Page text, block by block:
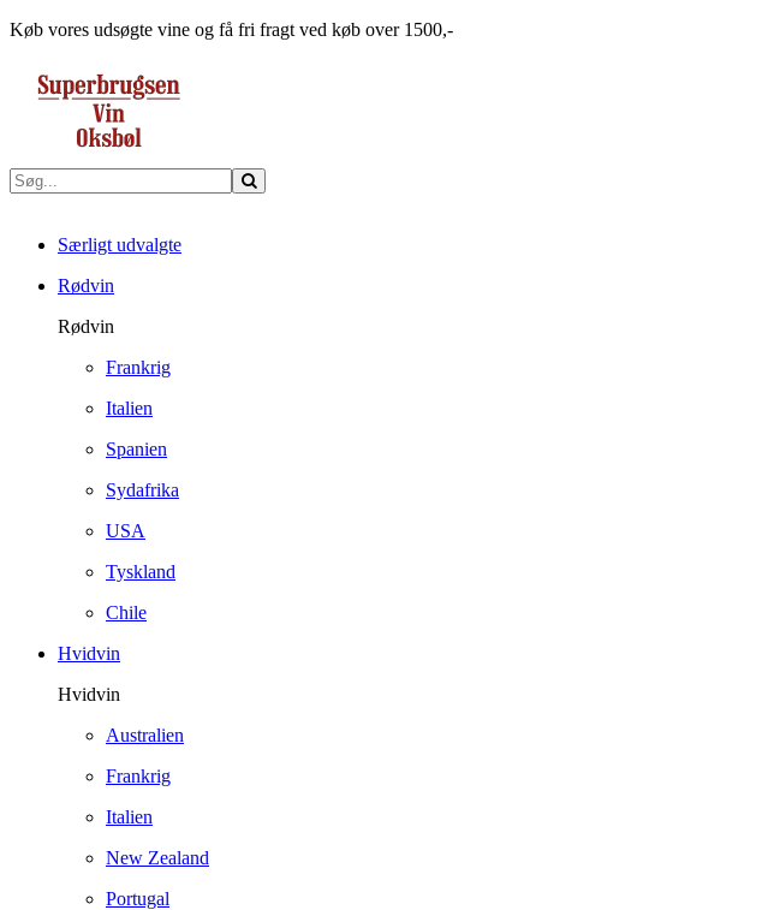
Køb vores udsøgte vine og få fri fragt ved køb over 1500,-
Særligt udvalgte
Rødvin
Rødvin
Frankrig
Italien
Spanien
Sydafrika
USA
Tyskland
Chile
Hvidvin
Hvidvin
Australien
Frankrig
Italien
New Zealand
Portugal